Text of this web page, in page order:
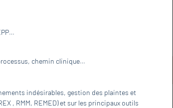
chemin clinique…
indésirables, gestion des plaintes et
, RMM, REMED) et sur les principaux outils